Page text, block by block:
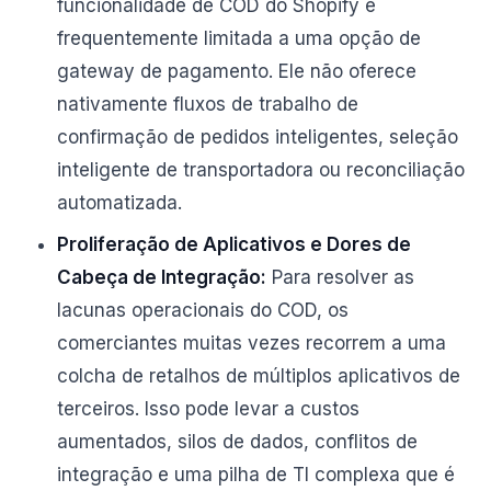
funcionalidade de COD do Shopify é
frequentemente limitada a uma opção de
gateway de pagamento. Ele não oferece
nativamente fluxos de trabalho de
confirmação de pedidos inteligentes, seleção
inteligente de transportadora ou reconciliação
automatizada.
Proliferação de Aplicativos e Dores de
Cabeça de Integração: Para resolver as
lacunas operacionais do COD, os
comerciantes muitas vezes recorrem a uma
colcha de retalhos de múltiplos aplicativos de
terceiros. Isso pode levar a custos
aumentados, silos de dados, conflitos de
integração e uma pilha de TI complexa que é